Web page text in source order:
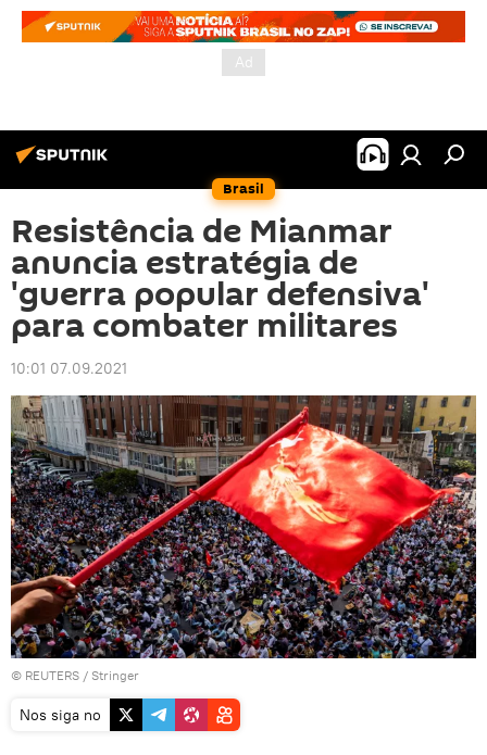
Brasil
Resistência de Mianmar
anuncia estratégia de
'guerra popular defensiva'
para combater militares
10:01 07.09.2021
© REUTERS / Stringer
Nos siga no